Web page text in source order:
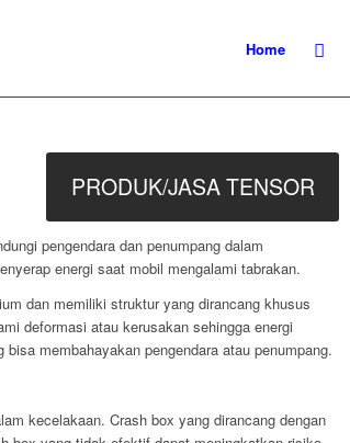
Home
PRODUK/JASA TENSOR
pengendara dan penumpang dalam
energi saat mobil mengalami tabrakan.
dan memiliki struktur yang dirancang khusus
deformasi atau kerusakan sehingga energi
membahayakan pengendara atau penumpang.
kecelakaan. Crash box yang dirancang dengan